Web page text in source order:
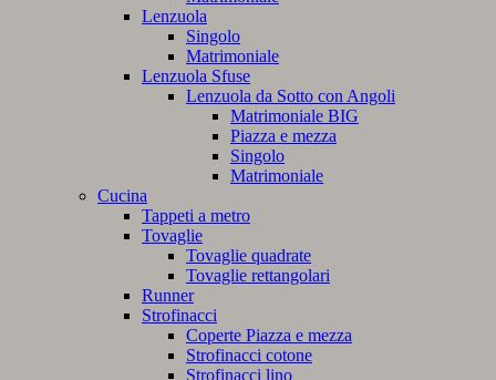
Lenzuola
Singolo
Matrimoniale
Lenzuola Sfuse
Lenzuola da Sotto con Angoli
Matrimoniale BIG
Piazza e mezza
Singolo
Matrimoniale
Cucina
Tappeti a metro
Tovaglie
Tovaglie quadrate
Tovaglie rettangolari
Runner
Strofinacci
Coperte Piazza e mezza
Strofinacci cotone
Strofinacci lino